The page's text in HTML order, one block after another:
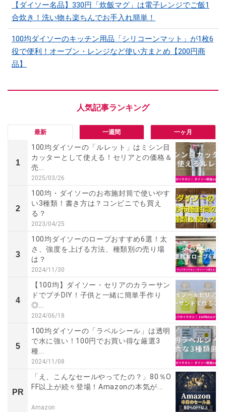
【ダイソー名品】330円「炊飯マグ」は電子レンジでご飯1
合炊き！洗い物も楽ちんでお手入れ簡単！
100均ダイソーのキッチン用品「シリコーンマット」​​が1枚6
役で便利！オーブン・レンジなど使い方まとめ【200円商
品】
最新 一週間 一ヶ月
1
100均ダイソーの「ルレット」はミシン目
カッターとして使える！セリアとの価格＆
売...
2025/03/26
2
100均・ダイソーのお布施封筒で使いやす
い3種類！書き方は？コンビニでも買え
る？
2023/04/25
3
100均ダイソーのロープおすすめ6選！太
さ、強度を上げる方法、種類別の売り場
は？
2024/11/30
4
【100均】ダイソー・セリアのカラーサン
ドでプチDIY！子供と一緒に簡単手作り
◎...
2024/06/18
5
100均ダイソーの「ラベルシール」は透明
で水に強い！100円でお買い得な厳選3
種...
2024/11/08
PR
「え、こんなセールやってたの？」80％O
FF以上が続々登場！Amazonの本気が...
Amazon